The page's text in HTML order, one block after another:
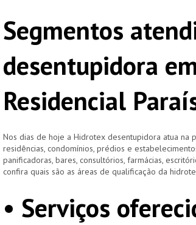
Segmentos
desentupidora
Residencial
Nos dias de hoje a Hidrotex desentupidora atua
residências, condomínios, prédios e
panificadoras, bares, consultórios, farmácias,
confira quais são as áreas de qualificação da
• Serviços